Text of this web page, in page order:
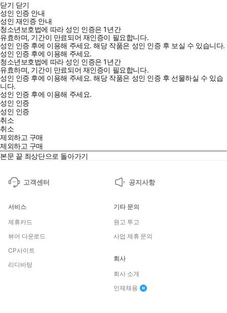
닫기 닫기
성인 인증 안내
성인 재인증 안내
청소년보호법에 따라 성인 인증은 1년간
유효하며, 기간이 만료되어 재인증이 필요합니다.
성인 인증 후에 이용해 주세요.해당 작품은 성인 인증 후 보실 수 있습니다.
성인 인증 후에 이용해 주세요.
청소년보호법에 따라 성인 인증은 1년간
유효하며, 기간이 만료되어 재인증이 필요합니다.
성인 인증 후에 이용해 주세요.해당 작품은 성인 인증 후 선물하실 수 있습
니다.
성인 인증 후에 이용해 주세요.
성인 인증
성인 인증
취소
취소
제외하고 구매
제외하고 구매
본문 끝 최상단으로 돌아가기
고객센터 공지사항
서비스
제휴카드
뷰어 다운로드
CP사이트
리디바탕
기타 문의
원고 투고
사업 제휴 문의
회사
회사 소개
인재채용